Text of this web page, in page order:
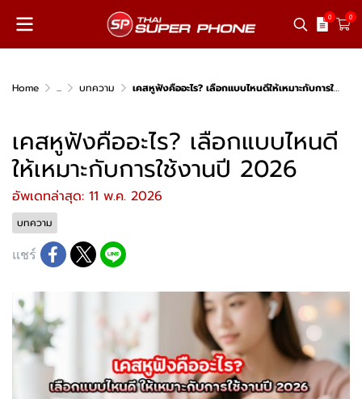
0 0
Home ... บทความ เคสหูฟังคืออะไร? เลือกแบบไหนดีให้เหมาะกับการใช้งานปี 2026
เคสหูฟังคืออะไร? เลือกแบบไหนดี
ให้เหมาะกับการใช้งานปี 2026
อัพเดทล่าสุด: 11 พ.ค. 2026
บทความ
แชร์